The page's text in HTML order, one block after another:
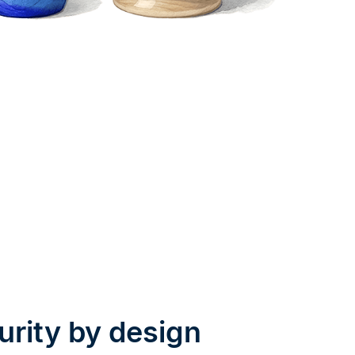
by design